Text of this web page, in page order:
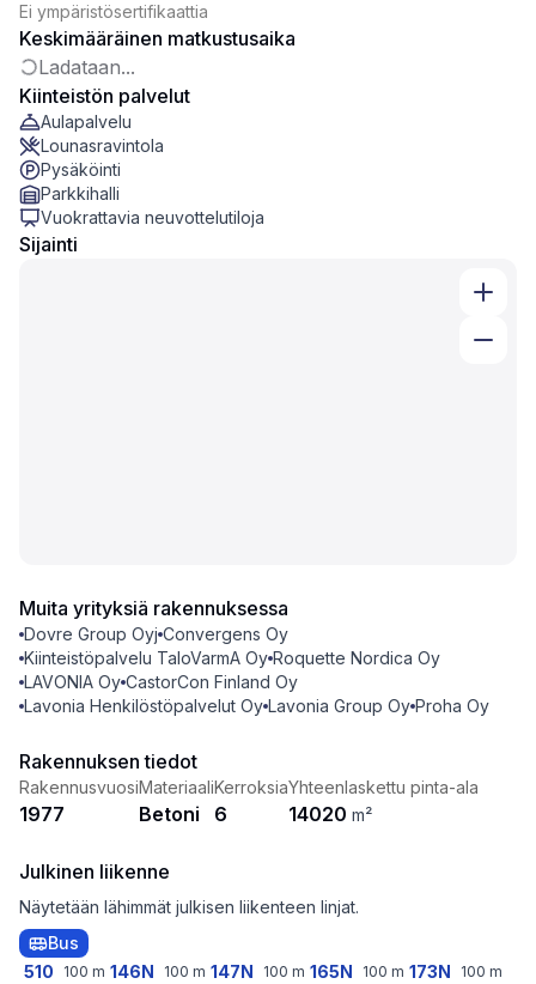
Ei ympäristösertifikaattia
Keskimääräinen matkustusaika
Ladataan...
Kiinteistön palvelut
Aulapalvelu
Lounasravintola
Pysäköinti
Parkkihalli
Vuokrattavia neuvottelutiloja
Sijainti
Muita yrityksiä rakennuksessa
Dovre Group Oyj Convergens Oy
Kiinteistöpalvelu TaloVarmA Oy Roquette Nordica Oy
LAVONIA Oy CastorCon Finland Oy
Lavonia Henkilöstöpalvelut Oy Lavonia Group Oy Proha Oy
Rakennuksen tiedot
Rakennusvuosi
1977
Materiaali
Betoni
Kerroksia
6
Yhteenlaskettu pinta-ala
14020 m²
Julkinen liikenne
Näytetään lähimmät julkisen liikenteen linjat.
Bus
510
100 m 146N 100 m 147N 100 m 165N 100 m 173N 100 m